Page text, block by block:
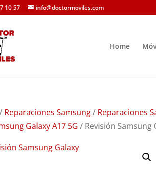
10 57 info@doctormoviles.com
Home
/ Reparaciones Samsung/ Reparaciones
Galaxy A17 5G / Revisión Samsung